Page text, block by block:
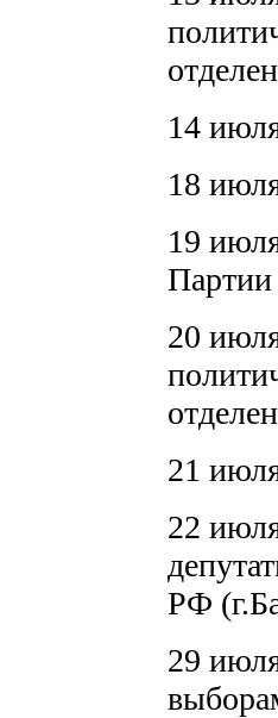
14
18
19
20
21
22
РФ
29